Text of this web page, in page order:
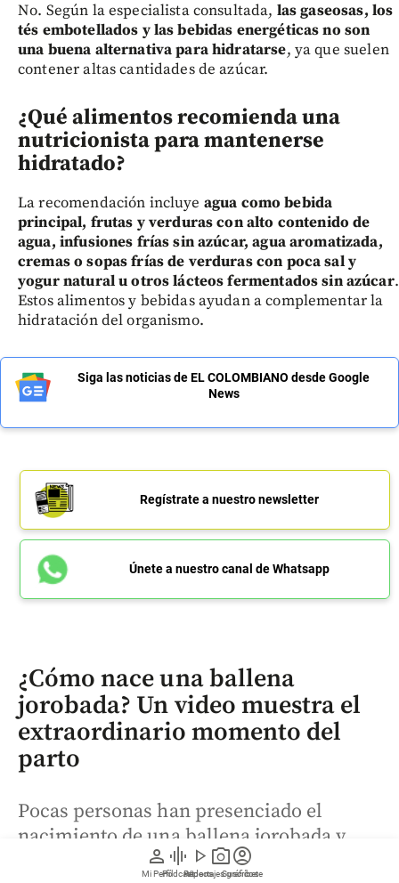
person
Mi Perfil
graphic_eq
Pódcast
play_arrow
Videos
photo_camera
Reportajes gráficos
account_circle
Suscríbete
No. Según la especialista consultada, las gaseosas, los
tés embotellados y las bebidas energéticas no son
una buena alternativa para hidratarse, ya que suelen
contener altas cantidades de azúcar.
¿Qué alimentos recomienda una
nutricionista para mantenerse
hidratado?
La recomendación incluye agua como bebida
principal, frutas y verduras con alto contenido de
agua, infusiones frías sin azúcar, agua aromatizada,
cremas o sopas frías de verduras con poca sal y
yogur natural u otros lácteos fermentados sin azúcar.
Estos alimentos y bebidas ayudan a complementar la
hidratación del organismo.
Siga las noticias de EL COLOMBIANO desde Google
News
Regístrate a nuestro newsletter
Únete a nuestro canal de Whatsapp
¿Cómo nace una ballena
jorobada? Un video muestra el
extraordinario momento del
parto
Pocas personas han presenciado el
nacimiento de una ballena jorobada y
aún menos lo han registrado en video. Un